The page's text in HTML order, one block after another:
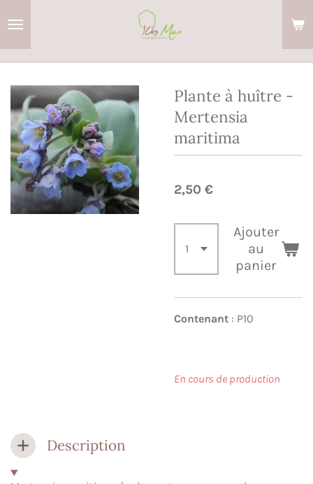
Plante à huître -
Mertensia
maritima
2,50 €
Ajouter
au
panier
Contenant : P10
En cours de production
Description